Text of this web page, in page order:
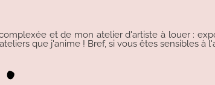
et de mon atelier d'artiste à louer :
que j'anime ! Bref, si vous êtes sensibles à